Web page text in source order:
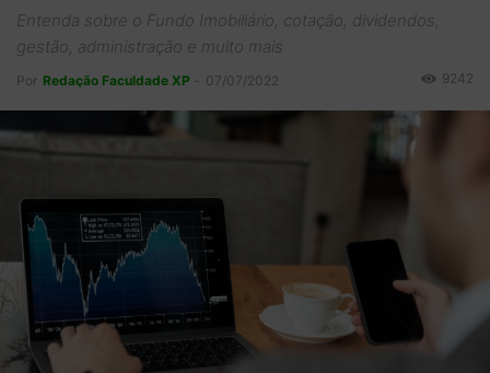
Entenda sobre o Fundo Imobiliário, cotação, dividendos,
gestão, administração e muito mais
Por Redação Faculdade XP 07/07/2022 9242